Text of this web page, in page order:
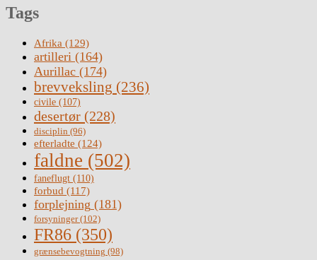
Tags
Afrika (129)
artilleri (164)
Aurillac (174)
brevveksling (236)
civile (107)
desertør (228)
disciplin (96)
efterladte (124)
faldne (502)
faneflugt (110)
forbud (117)
forplejning (181)
forsyninger(102)
FR86 (350)
grænsebevogtning (98)